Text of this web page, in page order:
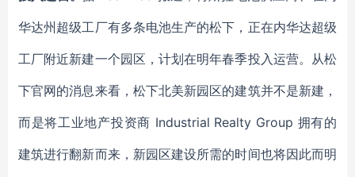
华达州超级工厂有多条电池生产的松下，正在内华达超级
工厂附近新建一个园区，计划在明年春季投入运营。从松
下官网的消息来看，松下北美新园区的建筑并不是新建，
而是将工业地产投资商 Industrial Realty Group 拥有的
建筑进行翻新而来，新园区建设所需的时间也将因此而明